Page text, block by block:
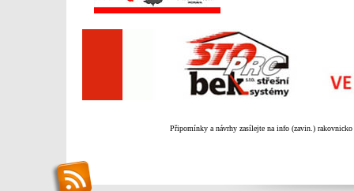
Připomínky a návrhy zasílejte na info (zavin.) rakovnicko